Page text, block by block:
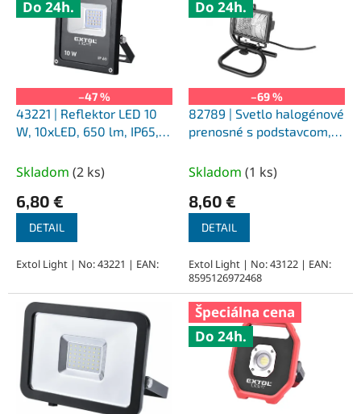
Do 24h.
–47 %
43221 | Reflektor LED 10
W, 10xLED, 650 lm, IP65,
Skladom (2 ks)
6,80 €
DETAIL
Extol Light | No: 43221 | EAN:
Do 24h.
–69 %
82789 | Svetlo halogénové
prenosné s podstavcom,
Skladom (1 ks)
8,60 €
DETAIL
Extol Light | No: 43122 | EAN:
8595126972468
Špeciálna cena
Do 24h.